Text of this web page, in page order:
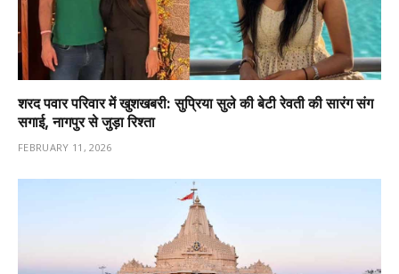
शरद पवार परिवार में खुशखबरी: सुप्रिया सुले की बेटी रेवती की सारंग संग
सगाई, नागपुर से जुड़ा रिश्ता
FEBRUARY 11, 2026